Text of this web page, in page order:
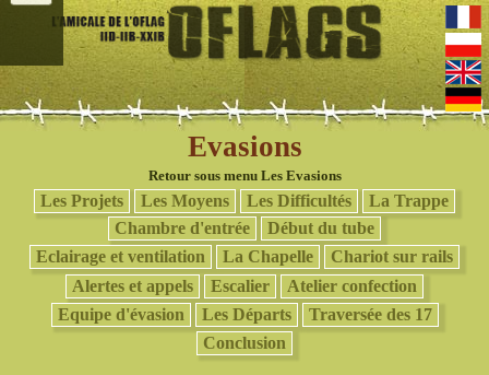
Evasions
Retour sous menu Les Evasions
Les Projets Les Moyens Les Difficultés
La Trappe
Chambre d'entrée
Début du tube
Eclairage et ventilation
La Chapelle
Chariot sur rails
Alertes et appels
Escalier
Atelier confection
Equipe d'évasion
Les Départs
Traversée des 17
Conclusion